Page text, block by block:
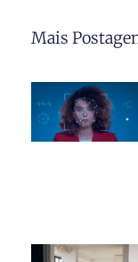
Mais